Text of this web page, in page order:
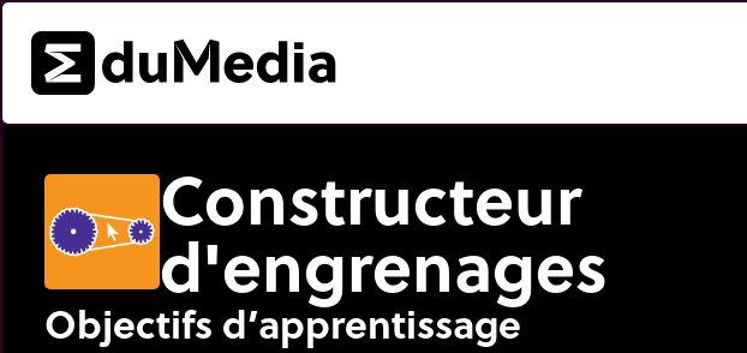
Constructeur
d'engrenages
Objectifs d’apprentissage